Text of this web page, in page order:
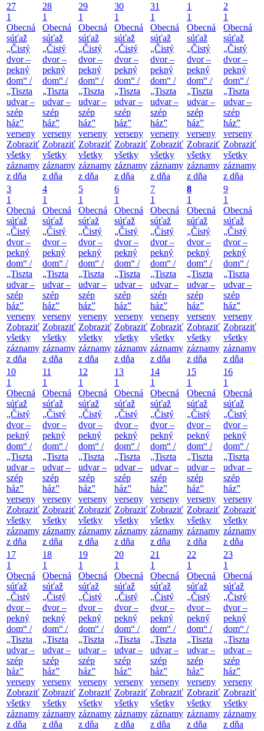
27
1
Obecná
súťaž
„Čistý
dvor –
pekný
dom“ /
„Tiszta
udvar –
szép
ház”
verseny
Zobraziť
všetky
záznamy
z dňa
28
1
Obecná
súťaž
„Čistý
dvor –
pekný
dom“ /
„Tiszta
udvar –
szép
ház”
verseny
Zobraziť
všetky
záznamy
z dňa
29
1
Obecná
súťaž
„Čistý
dvor –
pekný
dom“ /
„Tiszta
udvar –
szép
ház”
verseny
Zobraziť
všetky
záznamy
z dňa
30
1
Obecná
súťaž
„Čistý
dvor –
pekný
dom“ /
„Tiszta
udvar –
szép
ház”
verseny
Zobraziť
všetky
záznamy
z dňa
31
1
Obecná
súťaž
„Čistý
dvor –
pekný
dom“ /
„Tiszta
udvar –
szép
ház”
verseny
Zobraziť
všetky
záznamy
z dňa
1
1
Obecná
súťaž
„Čistý
dvor –
pekný
dom“ /
„Tiszta
udvar –
szép
ház”
verseny
Zobraziť
všetky
záznamy
z dňa
2
1
Obecná
súťaž
„Čistý
dvor –
pekný
dom“ /
„Tiszta
udvar –
szép
ház”
verseny
Zobraziť
všetky
záznamy
z dňa
3
1
Obecná
súťaž
„Čistý
dvor –
pekný
dom“ /
„Tiszta
udvar –
szép
ház”
verseny
Zobraziť
všetky
záznamy
z dňa
4
1
Obecná
súťaž
„Čistý
dvor –
pekný
dom“ /
„Tiszta
udvar –
szép
ház”
verseny
Zobraziť
všetky
záznamy
z dňa
5
1
Obecná
súťaž
„Čistý
dvor –
pekný
dom“ /
„Tiszta
udvar –
szép
ház”
verseny
Zobraziť
všetky
záznamy
z dňa
6
1
Obecná
súťaž
„Čistý
dvor –
pekný
dom“ /
„Tiszta
udvar –
szép
ház”
verseny
Zobraziť
všetky
záznamy
z dňa
7
1
Obecná
súťaž
„Čistý
dvor –
pekný
dom“ /
„Tiszta
udvar –
szép
ház”
verseny
Zobraziť
všetky
záznamy
z dňa
8
1
Obecná
súťaž
„Čistý
dvor –
pekný
dom“ /
„Tiszta
udvar –
szép
ház”
verseny
Zobraziť
všetky
záznamy
z dňa
9
1
Obecná
súťaž
„Čistý
dvor –
pekný
dom“ /
„Tiszta
udvar –
szép
ház”
verseny
Zobraziť
všetky
záznamy
z dňa
10
1
Obecná
súťaž
„Čistý
dvor –
pekný
dom“ /
„Tiszta
udvar –
szép
ház”
verseny
Zobraziť
všetky
záznamy
z dňa
11
1
Obecná
súťaž
„Čistý
dvor –
pekný
dom“ /
„Tiszta
udvar –
szép
ház”
verseny
Zobraziť
všetky
záznamy
z dňa
12
1
Obecná
súťaž
„Čistý
dvor –
pekný
dom“ /
„Tiszta
udvar –
szép
ház”
verseny
Zobraziť
všetky
záznamy
z dňa
13
1
Obecná
súťaž
„Čistý
dvor –
pekný
dom“ /
„Tiszta
udvar –
szép
ház”
verseny
Zobraziť
všetky
záznamy
z dňa
14
1
Obecná
súťaž
„Čistý
dvor –
pekný
dom“ /
„Tiszta
udvar –
szép
ház”
verseny
Zobraziť
všetky
záznamy
z dňa
15
1
Obecná
súťaž
„Čistý
dvor –
pekný
dom“ /
„Tiszta
udvar –
szép
ház”
verseny
Zobraziť
všetky
záznamy
z dňa
16
1
Obecná
súťaž
„Čistý
dvor –
pekný
dom“ /
„Tiszta
udvar –
szép
ház”
verseny
Zobraziť
všetky
záznamy
z dňa
17
1
Obecná
súťaž
„Čistý
dvor –
pekný
dom“ /
„Tiszta
udvar –
szép
ház”
verseny
Zobraziť
všetky
záznamy
z dňa
18
1
Obecná
súťaž
„Čistý
dvor –
pekný
dom“ /
„Tiszta
udvar –
szép
ház”
verseny
Zobraziť
všetky
záznamy
z dňa
19
1
Obecná
súťaž
„Čistý
dvor –
pekný
dom“ /
„Tiszta
udvar –
szép
ház”
verseny
Zobraziť
všetky
záznamy
z dňa
20
1
Obecná
súťaž
„Čistý
dvor –
pekný
dom“ /
„Tiszta
udvar –
szép
ház”
verseny
Zobraziť
všetky
záznamy
z dňa
21
1
Obecná
súťaž
„Čistý
dvor –
pekný
dom“ /
„Tiszta
udvar –
szép
ház”
verseny
Zobraziť
všetky
záznamy
z dňa
22
1
Obecná
súťaž
„Čistý
dvor –
pekný
dom“ /
„Tiszta
udvar –
szép
ház”
verseny
Zobraziť
všetky
záznamy
z dňa
23
1
Obecná
súťaž
„Čistý
dvor –
pekný
dom“ /
„Tiszta
udvar –
szép
ház”
verseny
Zobraziť
všetky
záznamy
z dňa